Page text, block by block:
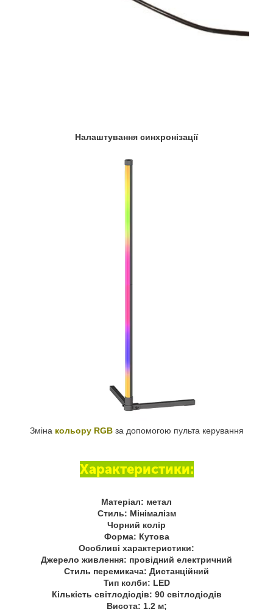
Налаштування синхронізації
Зміна кольору RGB за допомогою пульта керування
Характеристики:
Матеріал: метал
Стиль: Мінімалізм
Чорний колір
Форма: Кутова
Особливі характеристики:
Джерело живлення: провідний електричний
Стиль перемикача: Дистанційний
Тип колби: LED
Кількість світлодіодів: 90 світлодіодів
Висота: 1.2 м;